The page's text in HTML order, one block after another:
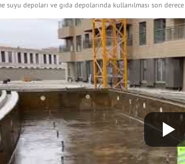
suyu depoları ve gıda depolarında kullanılması son